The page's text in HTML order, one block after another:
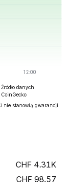
Źródło danych:
CoinGecko
nie stanowią gwarancji
4.31K
98.57